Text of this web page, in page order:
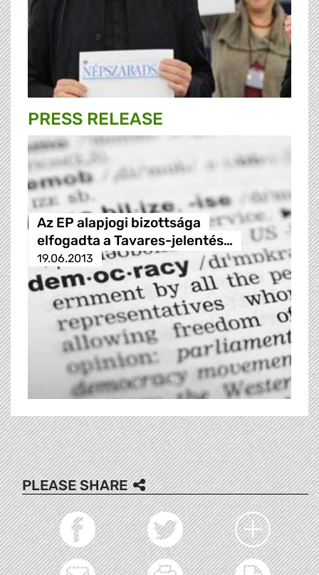
PRESS RELEASE
Az EP alapjogi bizottsága
elfogadta a Tavares-jelentés…
19.06.2013
PLEASE SHARE